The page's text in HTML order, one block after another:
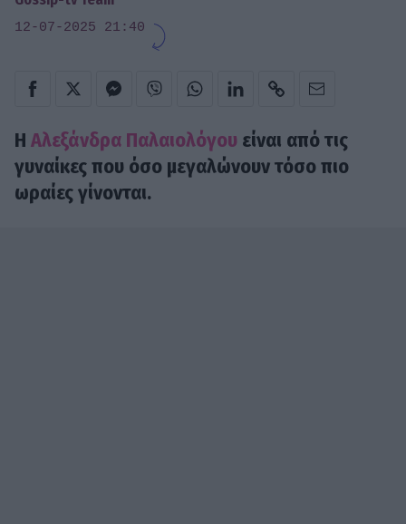
12-07-2025 21:40
Η Αλεξάνδρα Παλαιολόγου είναι από τις
γυναίκες που όσο μεγαλώνουν τόσο πιο
ωραίες γίνονται.